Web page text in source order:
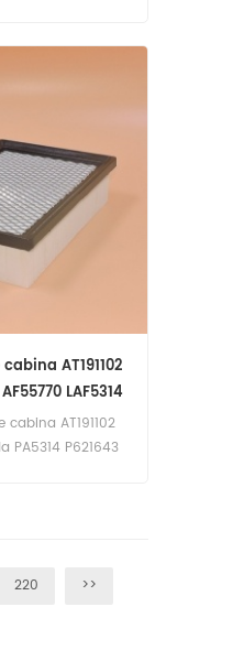
AT191102
LAF5314
cabina AT191102
PA5314 P621643
220 >>